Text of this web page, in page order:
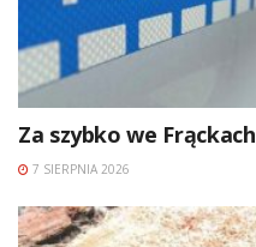
Za szybko we Frąckach
7 SIERPNIA 2026